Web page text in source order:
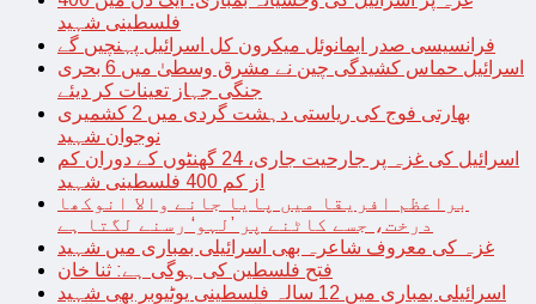
فلسطینی شہید
فرانسیسی صدر ایمانوئل میکرون کل اسرائیل پہنچیں گے
اسرائیل حماس کشیدگی چین نے مشرق وسطیٰ میں 6 بحری
جنگی جہاز تعینات کر دیئے
بھارتی فوج کی ریاستی دہشت گردی میں 2 کشمیری
نوجوان شہید
اسرائیل کی غزہ پر جارحیت جاری، 24 گھنٹوں کے دوران کم
از کم 400 فلسطینی شہید
براعظم افریقا میں پایا جانے والا انوکھا
درخت، جسے کاٹنے پر ’لہو‘ رسنے لگتا ہے
غزہ کی معروف شاعرہ بھی اسرائیلی بمباری میں شہید
فتح فلسطین کی ہوگی ہے: ثنا خان
اسرائیلی بمباری میں 12 سالہ فلسطینی یوٹیوبر بھی شہید